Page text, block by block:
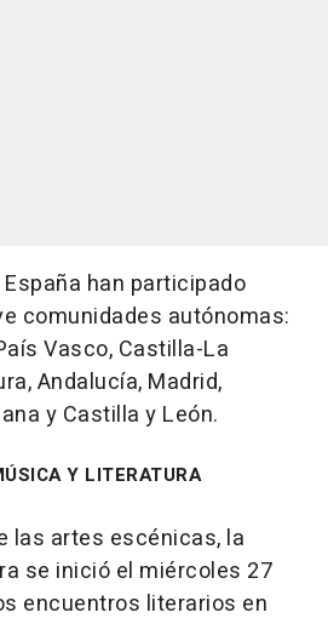
han participado
comunidades autónomas:
Vasco, Castilla-La
Andalucía, Madrid,
y Castilla y León.
Y LITERATURA
las artes escénicas, la
se inició el miércoles 27
encuentros literarios en